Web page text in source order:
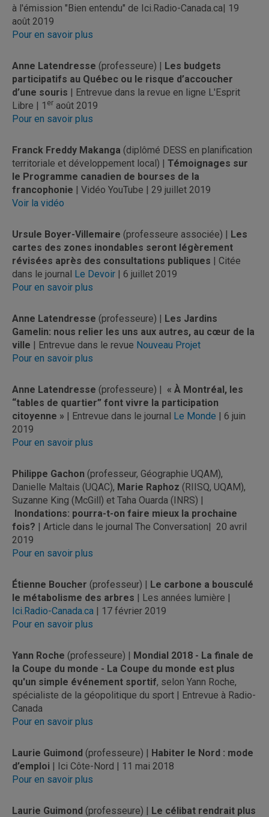
à l'émission "Bien entendu" de Ici.Radio-Canada.ca| 19
août 2019
Pour en savoir plus
Anne Latendresse (professeure) | Les budgets
participatifs au Québec ou le risque d’accoucher
d’une souris | Entrevue dans la revue en ligne L'Esprit
Libre | 1 er août 2019
Pour en savoir plus
Franck Freddy Makanga (diplômé DESS en planification
territoriale et développement local) | Témoignages sur
le Programme canadien de bourses de la
francophonie | Vidéo YouTube | 29 juillet 2019
Voir la vidéo
Ursule Boyer-Villemaire (professeure associée) | Les
cartes des zones inondables seront légèrement
révisées après des consultations publiques | Citée
dans le journal Le Devoir | 6 juillet 2019
Pour en savoir plus
Anne Latendresse (professeure) | Les Jardins
Gamelin: nous relier les uns aux autres, au cœur de la
ville | Entrevue dans le revue Nouveau Projet
Pour en savoir plus
Anne Latendresse (professeure) | « À Montréal, les
“tables de quartier” font vivre la participation
citoyenne » | Entrevue dans le journal Le Monde | 6 juin
2019
Pour en savoir plus
Philippe Gachon (professeur, Géographie UQAM),
Danielle Maltais (UQAC), Marie Raphoz (RIISQ, UQAM),
Suzanne King (McGill) et Taha Ouarda (INRS) |
Inondations: pourra-t-on faire mieux la prochaine
fois? | Article dans le journal The Conversation| 20 avril
2019
Pour en savoir plus
Étienne Boucher (professeur) | Le carbone a bousculé
le métabolisme des arbres | Les années lumière |
Ici.Radio-Canada.ca | 17 février 2019
Pour en savoir plus
Yann Roche (professeure) | Mondial 2018 - La finale de
la Coupe du monde - La Coupe du monde est plus
qu'un simple événement sportif, selon Yann Roche,
spécialiste de la géopolitique du sport | Entrevue à Radio-
Canada
Pour en savoir plus
Laurie Guimond (professeure) | Habiter le Nord : mode
d’emploi | Ici Côte-Nord | 11 mai 2018
Pour en savoir plus
Laurie Guimond (professeure) | Le célibat rendrait plus